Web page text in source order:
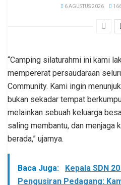
6 AGUSTUS 2026
“Camping silaturahmi ini kami
mempererat persaudaraan
Community. Kami ingin
bukan sekadar tempat
melainkan sebuah keluarga
saling membantu, dan menjaga
berada,” ujarnya.
Baca Juga:
Kepala SDN
Pengusiran Pedagang: